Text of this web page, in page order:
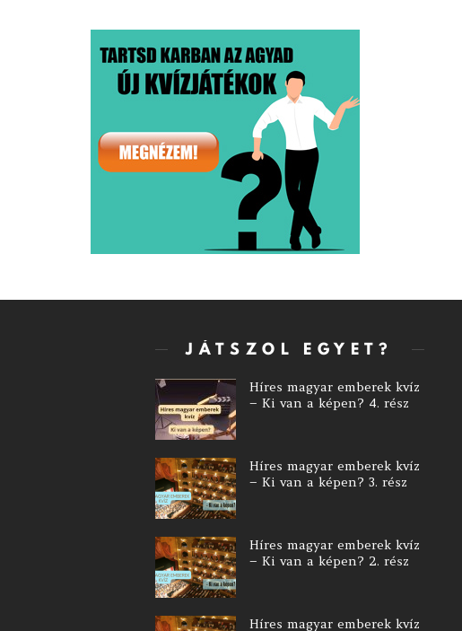
JÁTSZOL EGYET?
Híres magyar emberek kvíz
– Ki van a képen? 4. rész
Híres magyar emberek kvíz
– Ki van a képen? 3. rész
Híres magyar emberek kvíz
– Ki van a képen? 2. rész
Híres magyar emberek kvíz